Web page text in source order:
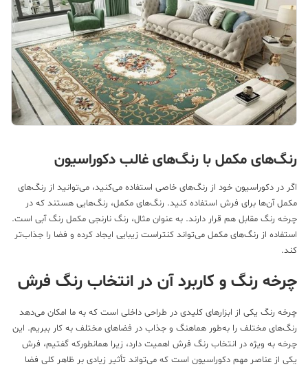
مکمل با رنگ‌های غالب دکوراسیون
در دکوراسیون خود از رنگ‌های خاصی استفاده می‌کنید، می‌توانید از رنگ‌های
آن‌ها برای فرش استفاده کنید. رنگ‌های مکمل، رنگ‌هایی هستند که در
رنگ مقابل هم قرار دارند. به عنوان مثال، رنگ نارنجی مکمل رنگ آبی است.
از رنگ‌های مکمل می‌تواند کنتراست زیبایی ایجاد کرده و فضا را جذاب‌تر
رنگ و کاربرد آن در انتخاب رنگ فرش
رنگ یکی از ابزارهای کلیدی در طراحی داخلی است که به ما امکان می‌دهد
مختلف را به‌طور هماهنگ و جذاب در فضاهای مختلف به کار ببریم. این
به ویژه در انتخاب رنگ فرش اهمیت دارد، زیرا همانطورکه گفتیم، فرش
از عناصر مهم دکوراسیون است که می‌تواند تأثیر زیادی بر ظاهر کلی فضا